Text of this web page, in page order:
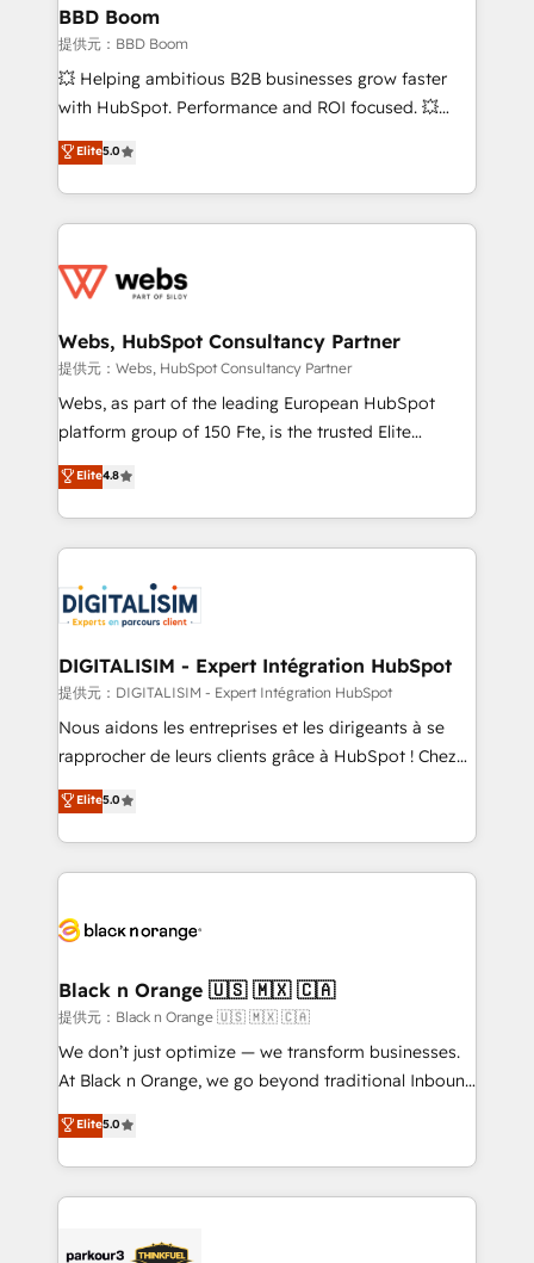
Custom APIs and third-party integrations 📈 End-to-
End Revenue Acceleration • Lifecycle marketing and
pipeline growth programs • Sales enablement tools
and CRM optimization • Retention strategies with
Execution • 750+ onboardings and 2,000+
implementations • Deep expertise across marketing,
BBD Boom
提供元：BBD Boom
💥 Helping ambitious B2B businesses grow faster
with HubSpot. Performance and ROI focused. 💥
BBD Boom is the HubSpot partner that can help you
to HubSpot Better. We work with your teams to
solve all your HubSpot challenges and improve user
adoption, sales process and marketing results.
the first time 🔧 Designing and optimising your
and build using HubSpot 🔌 Integrating HubSpot
with other systems 🎓 Training your teams to be
HubSpot pros 📊 Lead generation services using
HubSpot Why us? - SIX HubSpot Accreditations -
CRM, Solutions Architecture, Onboarding , Data
Migration, Custom Integration & Platform
team of 25+ experts Contact us today to help you
get more from your investment in HubSpot.
Elite5.0
Webs, HubSpot Consultancy Partner
提供元：Webs, HubSpot Consultancy Partner
Webs, as part of the leading European HubSpot
platform group of 150 Fte, is the trusted Elite
HubSpot CRM Partner offering you a roadmap on
maximizing EBITDA and achieving Commercial
Excellence. With our targeted processes, we
strengthen your digital transformation and minimize
Implementation partner, we provide expertise to
drive your business forward. Since 2015 we are fully
dedicated to HubSpot and with an experienced
team (50+), we work with reputable companies in
B2B sectors such as manufacturing, SaaS and
business services. We prepare a customized
impact of your digital transformation, including a
detailed financial rationale with a focus on ROI and
embark on a transformational journey that sets your
business up for long-term success. Unlock your
business. If not now, when?
Elite4.8
DIGITALISIM - Expert Intégration HubSpot
提供元：DIGITALISIM - Expert Intégration HubSpot
Nous aidons les entreprises et les dirigeants à se
rapprocher de leurs clients grâce à HubSpot ! Chez
DIGITALISIM, nous avons l'intime conviction que la
réussite des entreprises passe par l’innovation web,
le marketing digital, et la relation client ! C'est
pourquoi, nos experts sont à la fois capables de
référencement, votre stratégie digitale et le pilotage
projet HubSpot avec DIGITALISIM : 🧽 Nettoyage,
migration et intégration des bases de données. 🚀
Développement des interfaces avec vos logiciels
métiers ⚙️ Configuration de la plateforme HubSpot
Book Process & Guidelines utilisateurs 🎓
Formations des utilisateurs
Elite5.0
Black n Orange 🇺🇸 🇲🇽 🇨🇦
提供元：Black n Orange 🇺🇸 🇲🇽 🇨🇦
We don’t just optimize — we transform businesses.
At Black n Orange, we go beyond traditional Inbound
Marketing with our exclusive methodologies:
BOOMS and BOOST. Together, they form a powerful
combination that has driven success for over 800
businesses worldwide. As Elite HubSpot Partners, we
strategies that integrate data-driven marketing,
Elite5.0